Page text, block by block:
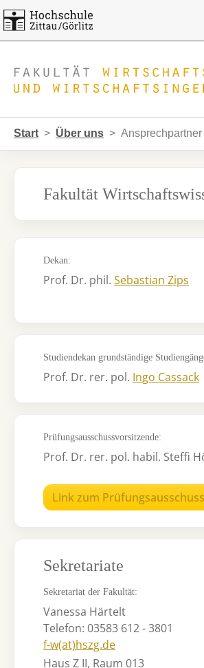
Sie sind hier:
Start Über uns Ansprechpartner
Fakultät
Dekan:
Prof. Dr. phil. Sebastian Zips
Studiendekan grundständige
Prof. Dr. rer. pol. Ingo Cassack
Prüfungsausschussvorsitzende:
Prof. Dr. rer. pol. habil. Steffi
Link zum Prüfungsausschuss
Sekretariate
Sekretariat der Fakultät:
Vanessa Härtelt
Telefon: 03583 612 - 3801
f-w(at)hszg.de
Haus Z II, Raum 013